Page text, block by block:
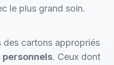
le plus grand soin.
cartons appropriés
personnels. Ceux dont